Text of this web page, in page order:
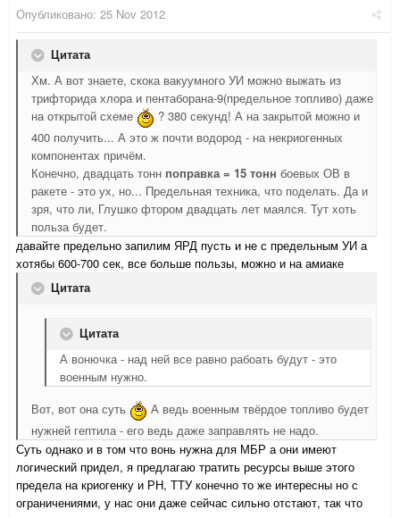
Опубликовано: 25 Nov 2012
Цитата
Хм. А вот знаете, скока вакуумного УИ можно выжать из
трифторида хлора и пентаборана-9(предельное топливо) даже
на открытой схеме
? 380 секунд! А на закрытой можно и
400 получить... А это ж почти водород - на некриогенных
компонентах причём.
Конечно, двадцать тонн поправка = 15 тонн боевых ОВ в
ракете - это ух, но... Предельная техника, что поделать. Да и
зря, что ли, Глушко фтором двадцать лет маялся. Тут хоть
польза будет.
давайте предельно запилим ЯРД пусть и не с предельным УИ а
хотябы 600-700 сек, все больше пользы, можно и на амиаке
Цитата
Цитата
А вонючка - над ней все равно рабоать будут - это
военным нужно.
Вот, вот она суть
А ведь военным твёрдое топливо будет
нужней гептила - его ведь даже заправлять не надо.
Суть однако и в том что вонь нужна для МБР а они имеют
логический придел, я предлагаю тратить ресурсы выше этого
предела на криогенку и РН, ТТУ конечно то же интересны но с
ограничениями, у нас они даже сейчас сильно отстают, так что